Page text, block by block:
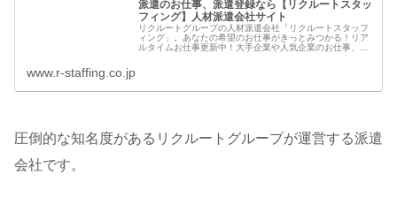
派遣のお仕事、派遣登録なら【リクルートスタッ
フィング】人材派遣会社サイト
リクルートグループの人材派遣会社「リクルートスタッフ
ィング」。あなたの希望のお仕事がきっとみつかる！リア
ルタイムお仕事更新中！大手企業や人気企業のお仕事、派
www.r-staffing.co.jp
圧倒的な知名度があるリクルートグループが運営する派遣
会社です。